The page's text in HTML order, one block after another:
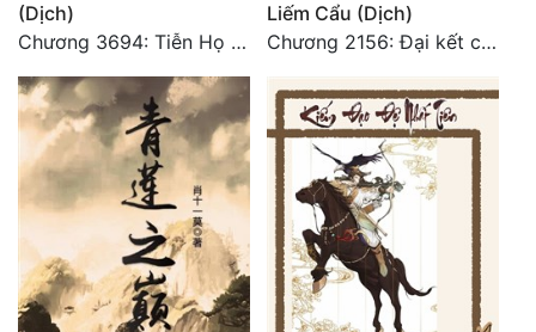
(Dịch)
Chương 3694: Tiễn Họ Đoạn Đường Cuối - Hoàn
Liếm Cẩu (Dịch)
Chương 2156: Đại kết cục!!!